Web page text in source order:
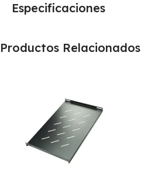
Especificaciones
Productos Relacionados